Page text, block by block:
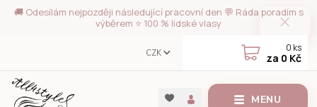
🚚 Odesílám nejpozději následující pracovní den 💬 Ráda poradím s
výběrem ⭐ 100 % lidské vlasy
MENU
CZK 0 ks
za 0 Kč